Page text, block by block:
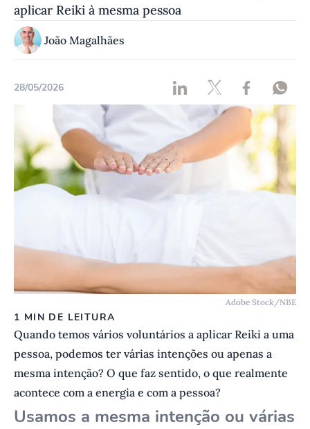
aplicar Reiki à mesma pessoa
João Magalhães
28/05/2026
Adobe Stock/NBE
1 MIN DE LEITURA
Quando temos vários voluntários a aplicar Reiki a uma
pessoa, podemos ter várias intenções ou apenas a
mesma intenção? O que faz sentido, o que realmente
acontece com a energia e com a pessoa?
Usamos a mesma intenção ou várias